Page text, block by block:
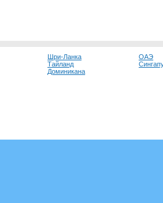
Шри-Ланка
Тайланд
Доминикана
ОАЭ